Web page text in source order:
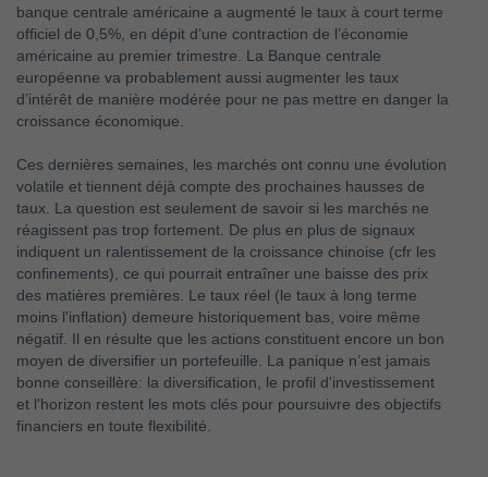
banque centrale américaine a augmenté le taux à court terme
officiel de 0,5%, en dépit d’une contraction de l’économie
américaine au premier trimestre. La Banque centrale
européenne va probablement aussi augmenter les taux
d’intérêt de manière modérée pour ne pas mettre en danger la
croissance économique.
Ces dernières semaines, les marchés ont connu une évolution
volatile et tiennent déjà compte des prochaines hausses de
taux. La question est seulement de savoir si les marchés ne
réagissent pas trop fortement. De plus en plus de signaux
indiquent un ralentissement de la croissance chinoise (cfr les
confinements), ce qui pourrait entraîner une baisse des prix
des matières premières. Le taux réel (le taux à long terme
moins l'inflation) demeure historiquement bas, voire même
négatif. Il en résulte que les actions constituent encore un bon
moyen de diversifier un portefeuille. La panique n’est jamais
bonne conseillère: la diversification, le profil d'investissement
et l'horizon restent les mots clés pour poursuivre des objectifs
financiers en toute flexibilité.